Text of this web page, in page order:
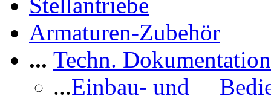
Armaturen-Zubehör
... Techn.
...Einbau- und